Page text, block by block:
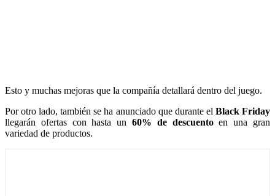
Esto y muchas mejoras que la compañía detallará dentro del juego.
Por otro lado, también se ha anunciado que durante el Black Friday
llegarán ofertas con hasta un 60% de descuentoen una gran
variedad de productos.